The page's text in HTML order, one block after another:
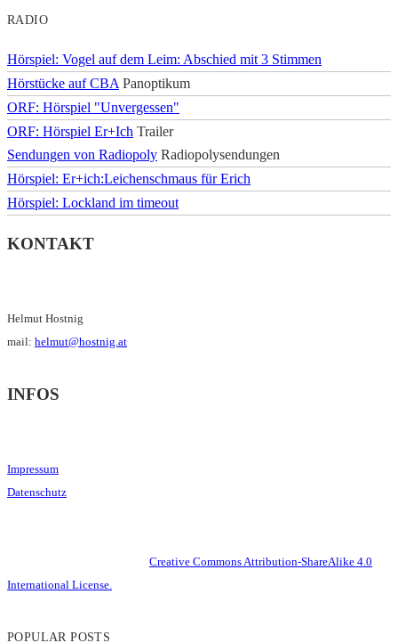
RADIO
Hörspiel: Vogel auf dem Leim: Abschied mit 3 Stimmen
Hörstücke auf CBA Panoptikum
ORF: Hörspiel "Unvergessen"
ORF: Hörspiel Er+Ich Trailer
Sendungen von Radiopoly Radiopolysendungen
Hörspiel: Er+ich:Leichenschmaus für Erich
Hörspiel: Lockland im timeout
KONTAKT
Helmut Hostnig
mail: helmut@hostnig.at
INFOS
Impressum
Datenschutz
Creative Commons Attribution-ShareAlike 4.0
International License.
POPULAR POSTS